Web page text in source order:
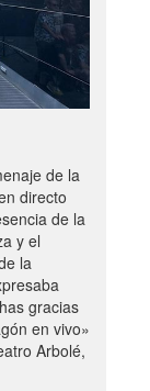
de la
directo
de la
y el
la
gracias
en vivo»
Arbolé,